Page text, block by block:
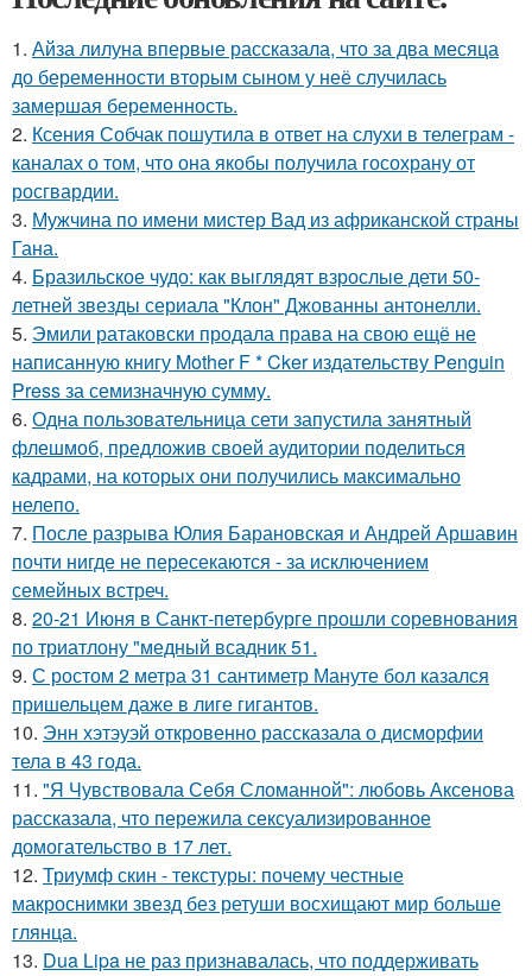
1. Айза лилуна впервые рассказала, что за два месяца
до беременности вторым сыном у неё случилась
замершая беременность.
2. Ксения Собчак пошутила в ответ на слухи в телеграм -
каналах о том, что она якобы получила госохрану от
росгвардии.
3. Мужчина по имени мистер Вад из африканской страны
Гана.
4. Бразильское чудо: как выглядят взрослые дети 50-
летней звезды сериала "Клон" Джованны антонелли.
5. Эмили ратаковски продала права на свою ещё не
написанную книгу Mother F * Cker издательству Penguin
Press за семизначную сумму.
6. Одна пользовательница сети запустила занятный
флешмоб, предложив своей аудитории поделиться
кадрами, на которых они получились максимально
нелепо.
7. После разрыва Юлия Барановская и Андрей Аршавин
почти нигде не пересекаются - за исключением
семейных встреч.
8. 20-21 Июня в Санкт-петербурге прошли соревнования
по триатлону "медный всадник 51.
9. С ростом 2 метра 31 сантиметр Мануте бол казался
пришельцем даже в лиге гигантов.
10. Энн хэтэуэй откровенно рассказала о дисморфии
тела в 43 года.
11. "Я Чувствовала Себя Сломанной": любовь Аксенова
рассказала, что пережила сексуализированное
домогательство в 17 лет.
12. Триумф скин - текстуры: почему честные
макроснимки звезд без ретуши восхищают мир больше
глянца.
13. Dua Lipa не раз признавалась, что поддерживать